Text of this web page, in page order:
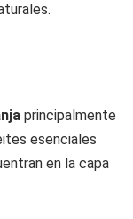
principalmente
esenciales
en la capa